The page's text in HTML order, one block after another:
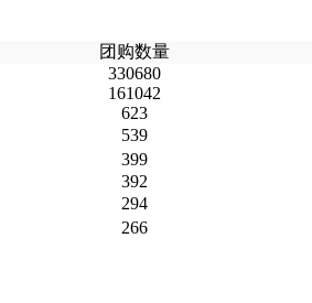
团购数量
330680
161042
623
539
399
392
294
266